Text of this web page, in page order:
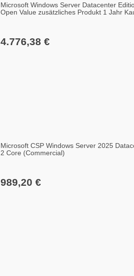
Microsoft Windows Server Datacenter
Open Value zusätzliches Produkt 1 Jahr
4.776,38 €
Microsoft CSP Windows Server 2025
2 Core (Commercial)
989,20 €